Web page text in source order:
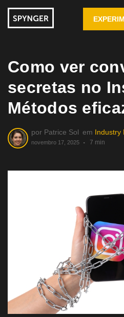
Como ver
secretas no
Métodos
por Patrice Sol em Industry
novembro 17, 2025 7 min